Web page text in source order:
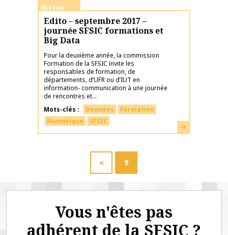
ÉDITOS
Edito – septembre 2017 –
journée SFSIC formations et
Big Data
Pour la deuxième année, la commission
Formation de la SFSIC invite les
responsables de formation, de
départements, d’UFR ou d’IUT en
information- communication à une journée
de rencontres et...
Mots-clés
Données
Formation
Numérique
SFSIC En savoir plus
« 9
Vous n'êtes pas
adhérent de la SFSIC ?